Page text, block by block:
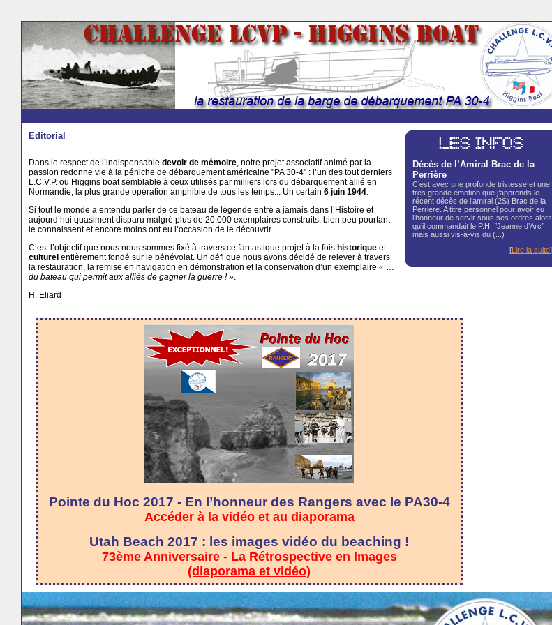
Décès de l’Amiral Brac de la
Perrière
C’est avec une profonde tristesse et une
très grande émotion que j’apprends le
récent décès de l’amiral (2S) Brac de la
Perrière. A titre personnel pour avoir eu
l’honneur de servir sous ses ordres alors
qu’il commandait le P.H. ’’Jeanne d’Arc’’
mais aussi vis-à-vis du (...)
[ Lire la suite]
Editorial
Dans le respect de l’indispensable devoir de mémoire, notre projet associatif animé par la
passion redonne vie à la péniche de débarquement américaine "PA 30-4" : l’un des tout derniers
L.C.V.P. ou Higgins boat semblable à ceux utilisés par milliers lors du débarquement allié en
Normandie, la plus grande opération amphibie de tous les temps... Un certain 6 juin 1944.
Si tout le monde a entendu parler de ce bateau de légende entré à jamais dans l’Histoire et
aujourd’hui quasiment disparu malgré plus de 20.000 exemplaires construits, bien peu pourtant
le connaissent et encore moins ont eu l’occasion de le découvrir.
C’est l’objectif que nous nous sommes fixé à travers ce fantastique projet à la fois historique et
culturel entièrement fondé sur le bénévolat. Un défi que nous avons décidé de relever à travers
la restauration, la remise en navigation en démonstration et la conservation d’un exemplaire « …
du bateau qui permit aux alliés de gagner la guerre !».
H. Eliard
Pointe du Hoc 2017 - En l’honneur des Rangers avec le PA30-4
Accéder à la vidéo et au diaporama
Utah Beach 2017 : les images vidéo du beaching !
73ème Anniversaire - La Rétrospective en Images
(diaporama et vidéo)
-->